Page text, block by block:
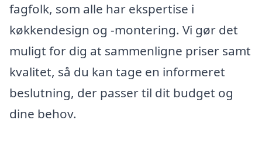
fagfolk, som alle har ekspertise i
køkkendesign og -montering. Vi gør det
muligt for dig at sammenligne priser samt
kvalitet, så du kan tage en informeret
beslutning, der passer til dit budget og
dine behov.